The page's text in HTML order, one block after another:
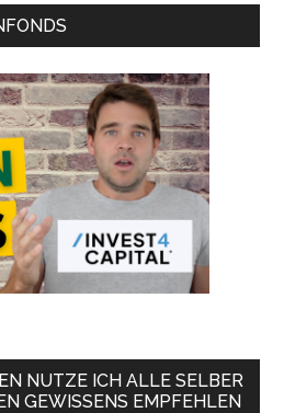
NUTZE ICH ALLE SELBER
GEWISSENS EMPFEHLEN